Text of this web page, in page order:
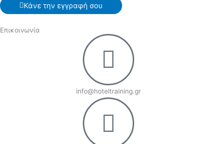
Κάνε την εγγραφή σου
Επικοινωνία
info@hoteltraining.gr